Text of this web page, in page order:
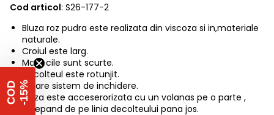
Cod articol: S26-177-2
Bluza roz pudra este realizata din viscoza si in,materiale
naturale.
Croiul este larg.
Manecile sunt scurte.
Decolteul este rotunjit.
Nu are sistem de inchidere.
Bluza este acceserorizata cu un volanas pe o parte ,
incepand de pe linia decolteului pana jos.
C
O
D
-
1
5 %